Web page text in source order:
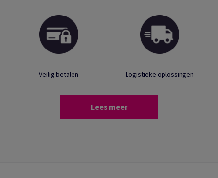
Veilig betalen Logistieke oplossingen
Lees meer